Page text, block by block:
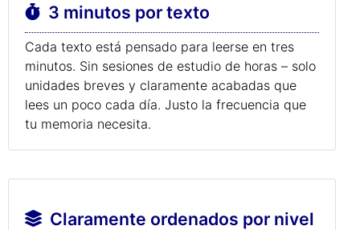
3 minutos por texto
Cada texto está pensado para leerse en tres
minutos. Sin sesiones de estudio de horas – solo
unidades breves y claramente acabadas que
lees un poco cada día. Justo la frecuencia que
tu memoria necesita.
Claramente ordenados por nivel